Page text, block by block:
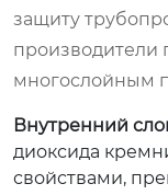
защиту
производители
многослойным
Внутренний
диоксида
свойствами,